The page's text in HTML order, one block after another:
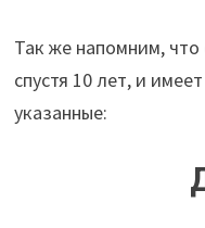
Так же напомним, что
спустя 10 лет, и
указанные: